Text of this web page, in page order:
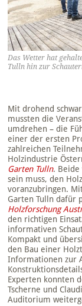
Das Wetter hat
Tulln hin zur
Mit drohend
mussten die
umdrehen – die
einer der ersten
zahlreichen
Holzindustrie
Garten Tulln. Beide
sein muss, den
voranzubringen.
Garten Tulln dafür
Holzforschung
den richtigen
informativen
Kompakt und
den Bau einer
Informationen zur
Experten konnten
Tscherne und
Auditorium